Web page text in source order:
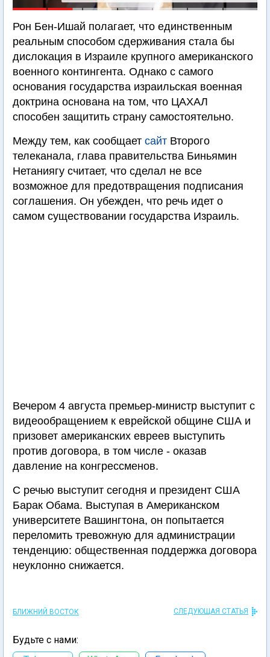
Рон Бен-Ишай полагает, что единственным
реальным способом сдерживания стала бы
дислокация в Израиле крупного американского
военного контингента. Однако с самого
основания государства израильская военная
доктрина основана на том, что ЦАХАЛ
способен защитить страну самостоятельно.
Между тем, как сообщает сайт Второго
телеканала, глава правительства Биньямин
Нетаниягу считает, что сделал не все
возможное для предотвращения подписания
соглашения. Он убежден, что речь идет о
самом существовании государства Израиль.
Вечером 4 августа премьер-министр выступит с
видеообращением к еврейской общине США и
призовет американских евреев выступить
против договора, в том числе - оказав
давление на конгрессменов.
С речью выступит сегодня и президент США
Барак Обама. Выступая в Американском
университете Вашингтона, он попытается
переломить тревожную для администрации
тенденцию: общественная поддержка договора
неуклонно снижается.
БЛИЖНИЙ ВОСТОК СЛЕДУЮЩАЯ СТАТЬЯ
Будьте с нами: